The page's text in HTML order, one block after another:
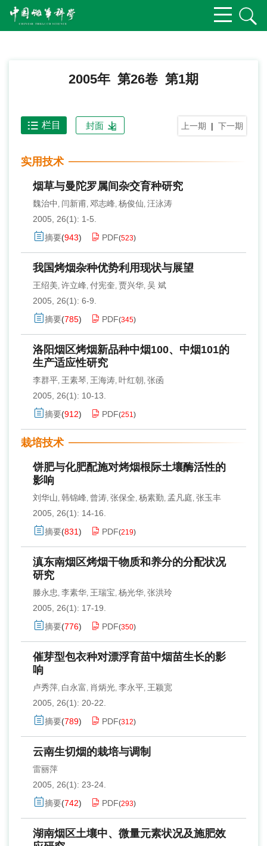
2005年 第26卷 第1期
上一期 | 下一期
栏目 封面
实用技术
烟草与曼陀罗属间杂交育种研究
魏治中 , 闫新甫, 邓志峰, 杨俊仙, 汪泳涛
2005, 26(1): 1-5.
摘要(943) PDF(523)
我国烤烟杂种优势利用现状与展望
王绍美, 许立峰, 付宪奎, 贾兴华, 吴 斌
2005, 26(1): 6-9.
摘要(785) PDF(345)
洛阳烟区烤烟新品种中烟100、中烟101的
生产适应性研究
李群平, 王素琴, 王海涛, 叶红朝, 张函
2005, 26(1): 10-13.
摘要(912) PDF(251)
栽培技术
饼肥与化肥配施对烤烟根际土壤酶活性的
影响
刘华山, 韩锦峰, 曾涛, 张保全, 杨素勤, 孟凡庭, 张玉丰
2005, 26(1): 14-16.
摘要(831) PDF(219)
滇东南烟区烤烟干物质和养分的分配状况
研究
滕永忠 , 李素华, 王瑞宝, 杨光华, 张洪玲
2005, 26(1): 17-19.
摘要(776) PDF(350)
催芽型包衣种对漂浮育苗中烟苗生长的影
响
卢秀萍, 白永富, 肖炳光, 李永平, 王颖宽
2005, 26(1): 20-22.
摘要(789) PDF(312)
云南生切烟的栽培与调制
雷丽萍
2005, 26(1): 23-24.
摘要(742) PDF(293)
湖南烟区土壤中、微量元素状况及施肥效